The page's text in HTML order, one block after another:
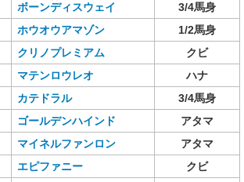
ボーンディスウェイ
3/4馬身
ホウオウアマゾン
1/2馬身
クリノプレミアム
クビ
マテンロウレオ
ハナ
カテドラル
3/4馬身
ゴールデンハインド
アタマ
マイネルファンロン
アタマ
エピファニー
クビ